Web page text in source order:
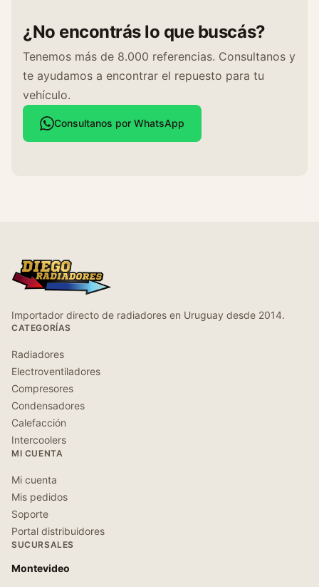
¿No encontrás lo que buscás?
Tenemos más de 8.000 referencias. Consultanos y
te ayudamos a encontrar el repuesto para tu
vehículo.
Consultanos por WhatsApp
Importador directo de radiadores en Uruguay desde 2014.
CATEGORÍAS
Radiadores
Electroventiladores
Compresores
Condensadores
Calefacción
Intercoolers
MI CUENTA
Mi cuenta
Mis pedidos
Soporte
Portal distribuidores
SUCURSALES
Montevideo